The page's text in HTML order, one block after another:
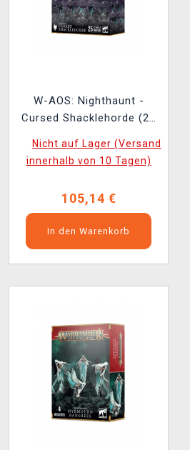
W-AOS: Nighthaunt -
Cursed Shacklehorde (25
Nicht auf Lager (Versand
innerhalb von 10 Tagen)
105,14 €
In den Warenkorb